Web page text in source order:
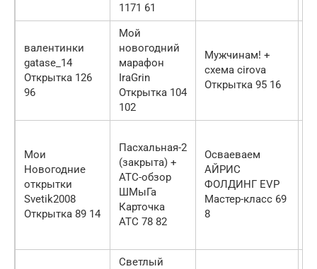
1171 61
валентинки
gatase_14
Открытка 126
96
Мой
новогодний
марафон
IraGrin
Открытка 104
102
Мужчинам! +
схема cirova
Открытка 95 16
Мои
Новогодние
открытки
Svetik2008
Открытка 89 14
Пасхальная-2
(закрыта) +
АТС-обзор
ШМыГа
Карточка
АТС 78 82
Осваеваем
АЙРИС
ФОЛДИНГ EVP
Мастер-класс 69
8
Светлый